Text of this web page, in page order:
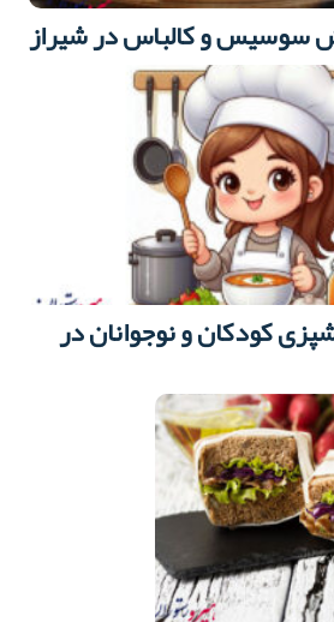
سوسیس و کالباس در شیراز
کودکان و نوجوانان در